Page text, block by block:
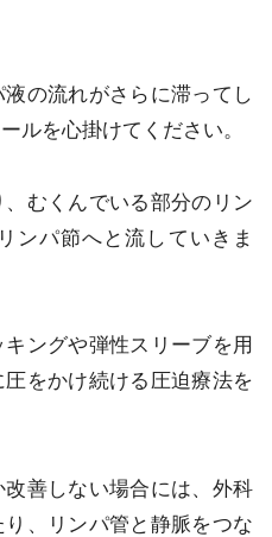
の流れがさらに滞ってし
ルを心掛けてください。
むくんでいる部分のリン
ンパ節へと流していきま
ングや弾性スリーブを用
をかけ続ける圧迫療法を
善しない場合には、外科
、リンパ管と静脈をつな